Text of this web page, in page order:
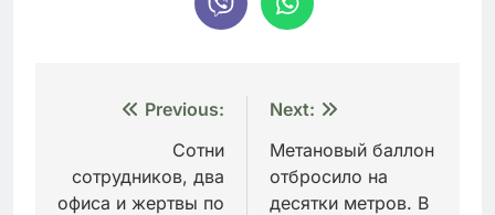
Навигация
записям
Previous:
Сотни
сотрудников, два
офиса и жертвы по
Next:
Метановый баллон
отбросило на
десятки метров. В